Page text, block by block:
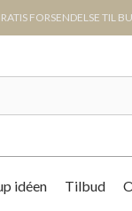
FORSENDELSE TIL
idéen Tilbud